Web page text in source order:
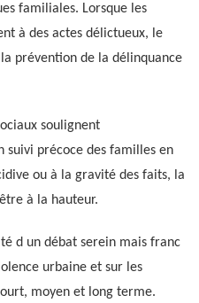
familiales. Lorsque les
à des actes délictueux, le
prévention de la délinquance
soulignent
précoce des familles en
ou à la gravité des faits, la
à la hauteur.
d un débat serein mais franc
urbaine et sur les
moyen et long terme.